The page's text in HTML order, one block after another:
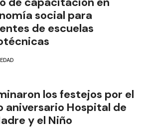
social para
de escuelas
los festejos por el
aniversario Hospital de
y el Niño